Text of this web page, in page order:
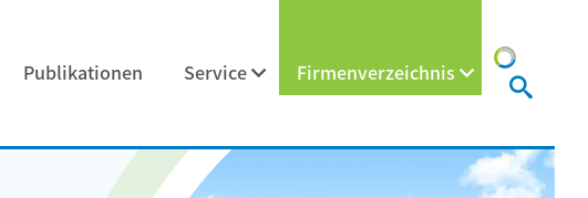
Publikationen Service Firmenverzeichnis